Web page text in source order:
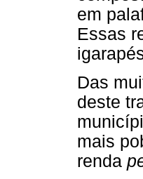
em
Essas
Das
deste
mais
renda